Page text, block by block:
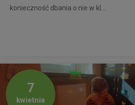
konieczność dbania o nie w kl...
7
kwietnia